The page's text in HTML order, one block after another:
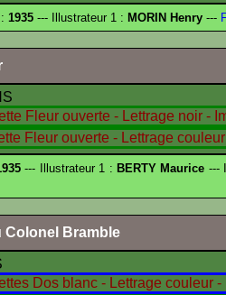
1935 --- Illustrateur 1 : MORIN Henry ---
--- Illustrateur 1 : BERTY Maurice ---
Colonel Bramble